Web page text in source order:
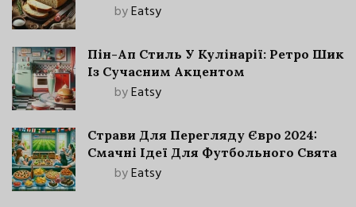
byEatsy
Пін-Ап Стиль У Кулінарії: Ретро Шик
Із Сучасним Акцентом
byEatsy
Страви Для Перегляду Євро 2024:
Смачні Ідеї Для Футбольного Свята
byEatsy